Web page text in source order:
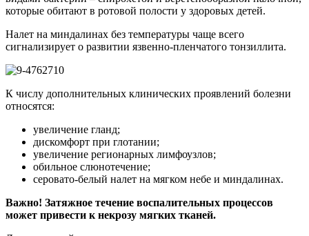
которые обитают в ротовой полости у здоровых детей.
Налет на миндалинах без температуры чаще всего
сигнализирует о развитии язвенно-пленчатого тонзиллита.
К числу дополнительных клинических проявлений болезни
относятся:
увеличение гланд;
дискомфорт при глотании;
увеличение регионарных лимфоузлов;
обильное слюнотечение;
серовато-белый налет на мягком небе и миндалинах.
Важно! Затяжное течение воспалительных процессов
может привести к некрозу мягких тканей.